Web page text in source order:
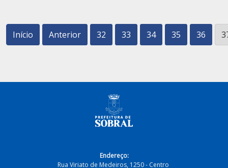
Início Anterior 32 33 34 35 36
Endereço:
Rua Viriato de Medeiros, 1250 - Centro